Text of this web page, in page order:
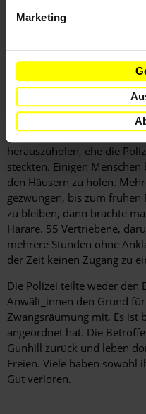
Marketing
Laut Angaben der
von Harare. Mindestens
zugegen, einige waren
sich. Die Betroffenen
hatten Konsultationen
Minuten, um ihr Hab und
herauszuholen, ehe die
steckten. Einigen
den Häusern zu holen.
gezwungen, bis zum
zu bleiben, dann brachte
Harare. 55 Vertriebene,
mehrere Stunden ohne
der Zeit keinen Zugang zu
Die Polizei teilte weder den
Anwält_innen den Grund
Zwangsräumung mit. Es ist
angeordnet hat. Die
Gunhill zurück und leben
Freien. Viele haben sowohl
Gut verloren.